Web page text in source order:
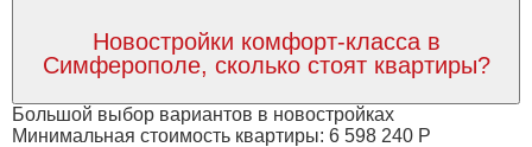
Новостройки комфорт-класса в
Симферополе, сколько стоят квартиры?
Большой выбор вариантов в новостройках
Минимальная стоимость квартиры: 6 598 240 Р